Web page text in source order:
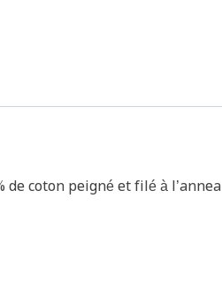
de coton peigné et filé à